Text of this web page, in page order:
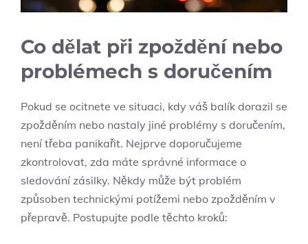
Co dělat při zpoždění nebo
problémech s doručením
Pokud se ocitnete ve situaci, kdy váš balík dorazil se
zpožděním nebo nastaly jiné problémy s doručením,
není třeba panikařit. Nejprve doporučujeme
zkontrolovat, zda máte správné informace o
sledování zásilky. Někdy může být problém
způsoben technickými potížemi nebo zpožděním v
přepravě. Postupujte podle těchto kroků: